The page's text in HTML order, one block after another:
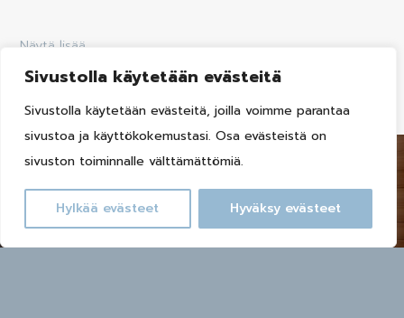
Sivustolla käytetään evästeitä
Sivustolla käytetään evästeitä, joilla voimme parantaa
sivustoa ja käyttökokemustasi. Osa evästeistä on
sivuston toiminnalle välttämättömiä.
Hylkää evästeet Hyväksy evästeet
Näytä lisää
Varaa huvila